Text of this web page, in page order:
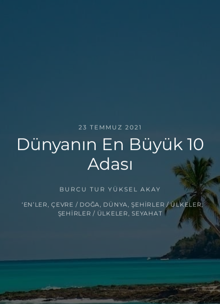
23 TEMMUZ 2021
Dünyanın En Büyük 10
Adası
BURCU TUR YÜKSEL AKAY
‘EN’LER ,ÇEVRE / DOĞA DÜNYA ,ŞEHIRLER / ÜLKELER,
ŞEHIRLER / ÜLKELER ,SEYAHAT